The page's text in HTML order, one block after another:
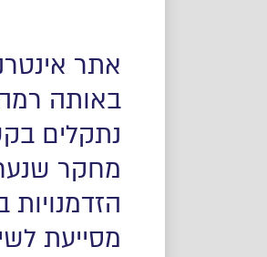
אתר
נתקלים
הזדמנויות
מסייעת